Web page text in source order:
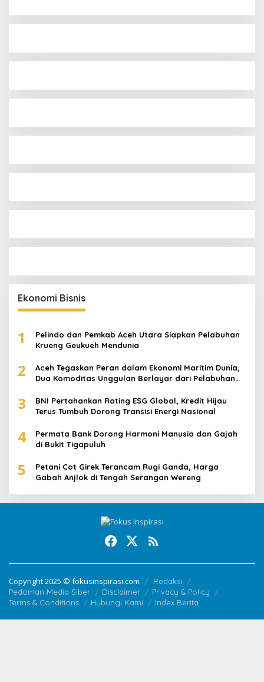
Ekonomi Bisnis
1
Pelindo dan Pemkab Aceh Utara Siapkan Pelabuhan
Krueng Geukueh Mendunia
2
Aceh Tegaskan Peran dalam Ekonomi Maritim Dunia,
Dua Komoditas Unggulan Berlayar dari Pelabuhan
3
BNI Pertahankan Rating ESG Global, Kredit Hijau
Terus Tumbuh Dorong Transisi Energi Nasional
4
Permata Bank Dorong Harmoni Manusia dan Gajah
di Bukit Tigapuluh
5
Petani Cot Girek Terancam Rugi Ganda, Harga
Gabah Anjlok di Tengah Serangan Wereng
Copyright 2025 © fokusinspirasi.com
Redaksi
Pedoman Media Siber
Disclaimer
Privacy & Policy
Terms & Conditions
Hubungi Kami Index Berita